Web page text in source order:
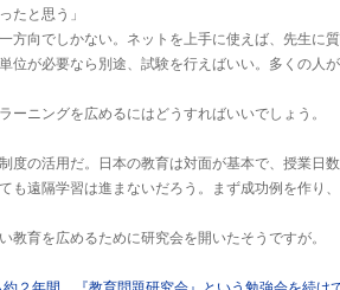
たと思う」
方向でしかない。ネットを上手に使えば、先生に
位が必要なら別途、試験を行えばいい。多くの人
ニングを広めるにはどうすればいいでしょう。
度の活用だ。日本の教育は対面が基本で、授業日
も遠隔学習は進まないだろう。まず成功例を作り
育を広めるために研究会を開いたそうですが。